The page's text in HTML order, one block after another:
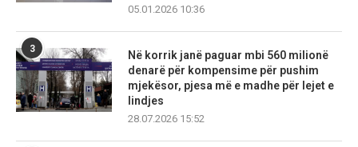
05.01.2026 10:36
3
Në korrik janë paguar mbi 560 milionë
denarë për kompensime për pushim
mjekësor, pjesa më e madhe për lejet e
lindjes
28.07.2026 15:52